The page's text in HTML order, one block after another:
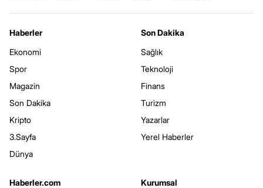
Haberler
Ekonomi
Spor
Magazin
Son Dakika
Kripto
3.Sayfa
Dünya
Son Dakika
Sağlık
Teknoloji
Finans
Turizm
Yazarlar
Yerel Haberler
Haberler.com
Kurumsal